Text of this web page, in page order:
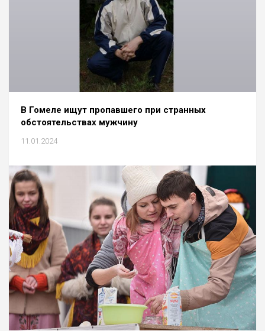
В Гомеле ищут пропавшего при странных
обстоятельствах мужчину
11.01.2024